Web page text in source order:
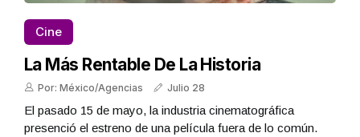
Cine
La Más Rentable De La Historia
Por: México/Agencias Julio 28
El pasado 15 de mayo, la industria cinematográfica
presenció el estreno de una película fuera de lo común.